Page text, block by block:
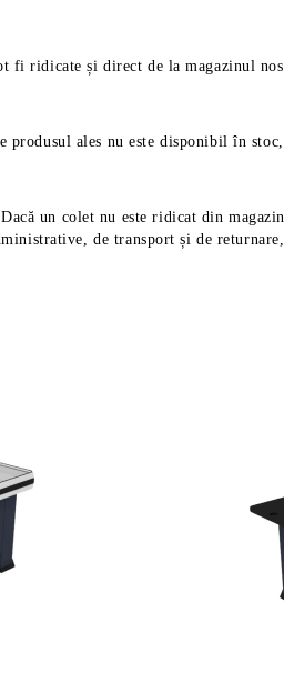
fi ridicate și direct de la magazinul
produsul ales nu este disponibil în
Dacă un colet nu este ridicat din
de transport și de